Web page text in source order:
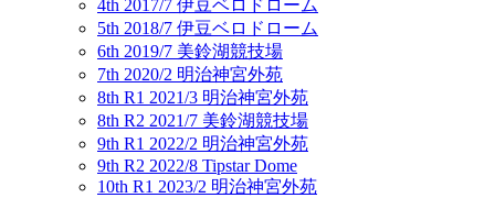
4th 2017/7 伊豆ベロドローム
5th 2018/7 伊豆ベロドローム
6th 2019/7 美鈴湖競技場
7th 2020/2 明治神宮外苑
8th R1 2021/3 明治神宮外苑
8th R2 2021/7 美鈴湖競技場
9th R1 2022/2 明治神宮外苑
9th R2 2022/8 Tipstar Dome
10th R1 2023/2 明治神宮外苑